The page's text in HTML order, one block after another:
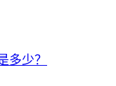
多少？